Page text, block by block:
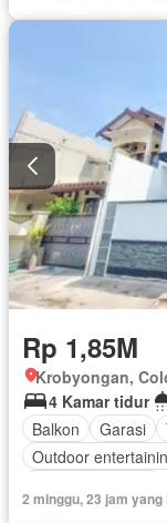
Rp 1,85M
Krobyongan,
4 Kamar tidur
Balkon
Garasi
Outdoor
2 minggu, 23 jam